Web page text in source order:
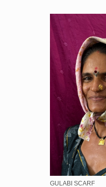
GULABI SCARF